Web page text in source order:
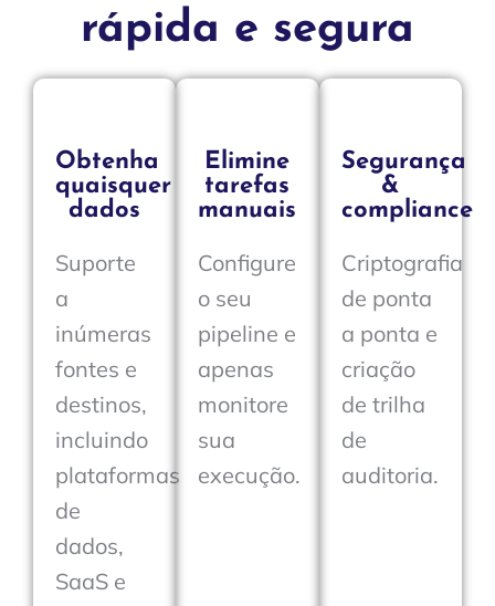
rápida e segura
Obtenha
quaisquer
dados
Suporte
a
inúmeras
fontes e
destinos,
incluindo
plataformas
de
dados,
SaaS e
Elimine
tarefas
manuais
Configure
o seu
pipeline e
apenas
monitore
sua
execução.
Segurança
&
compliance
Criptografia
de ponta
a ponta e
criação
de trilha
de
auditoria.